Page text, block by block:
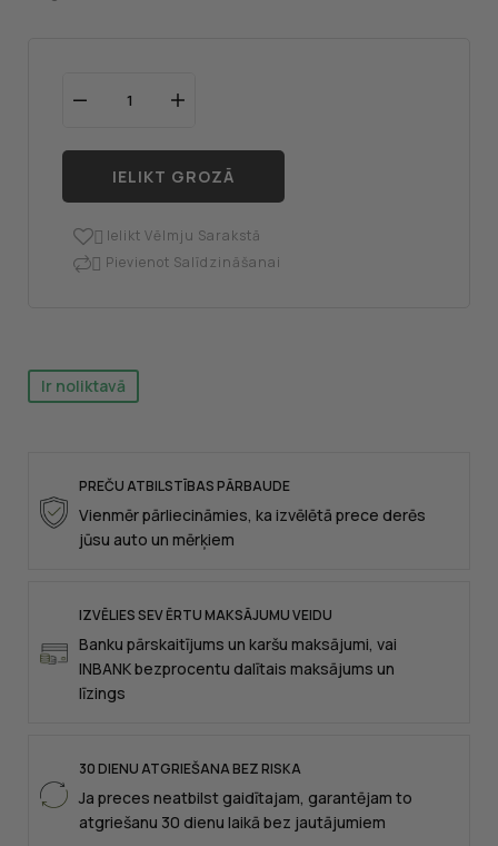
IELIKT GROZĀ
 Ielikt Vēlmju Sarakstā
 Pievienot Salīdzināšanai
Ir noliktavā
PREČU ATBILSTĪBAS PĀRBAUDE
Vienmēr pārliecināmies, ka izvēlētā prece derēs
jūsu auto un mērķiem
IZVĒLIES SEV ĒRTU MAKSĀJUMU VEIDU
Banku pārskaitījums un karšu maksājumi, vai
INBANK bezprocentu dalītais maksājums un
līzings
30 DIENU ATGRIEŠANA BEZ RISKA
Ja preces neatbilst gaidītajam, garantējam to
atgriešanu 30 dienu laikā bez jautājumiem